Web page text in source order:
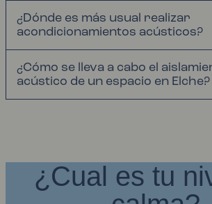
¿Dónde es más usual realizar
acondicionamientos acústicos?
¿Cómo se lleva a cabo el
acústico de un espacio en Elche?
¿Cual es tu